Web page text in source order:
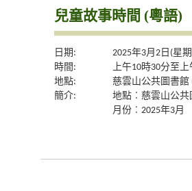
兒童故事時間 (粵語)
日期:
2025年3月2日(星
時間:
上午10時30分至上
地點:
慈雲山公共圖書館
簡介:
地點︰慈雲山公共
月份︰2025年3月